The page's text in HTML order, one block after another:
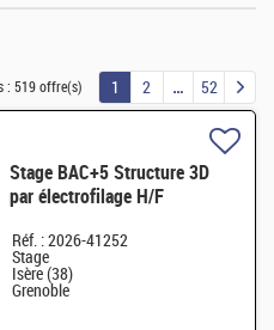
: 519 offre(s) 1 2 52
Stage BAC+5 Structure 3D
par électrofilage H/F
Réf. : 2026-41252
Stage
Isère (38)
Grenoble